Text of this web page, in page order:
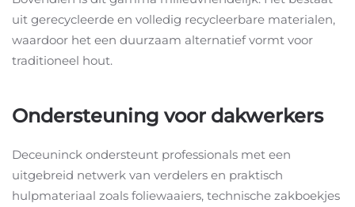
uit gerecycleerde en volledig recycleerbare materialen,
waardoor het een duurzaam alternatief vormt voor
traditioneel hout.
Ondersteuning voor dakwerkers
Deceuninck ondersteunt professionals met een
uitgebreid netwerk van verdelers en praktisch
hulpmateriaal zoals foliewaaiers, technische zakboekjes